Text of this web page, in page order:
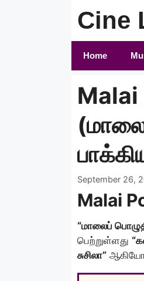
Cine
Home
Malai
September 26,
Malai
“மாலைப்
பெற்றுள்ளது
சுசிலா”